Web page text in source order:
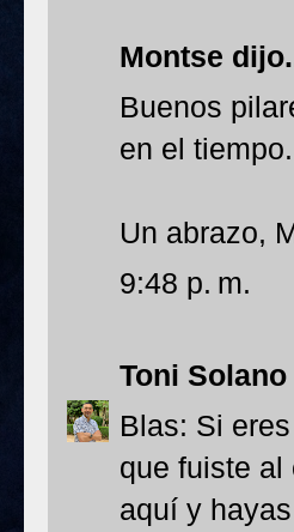
Montse
Buenos
en el tiempo.
Un abrazo,
9:48 p. m.
Toni Solano
Blas: Si
que fuiste al
aquí y